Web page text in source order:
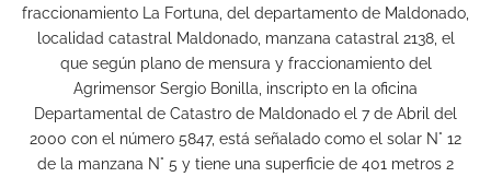
fraccionamiento La Fortuna, del departamento de Maldonado,
localidad catastral Maldonado, manzana catastral 2138, el
que según plano de mensura y fraccionamiento del
Agrimensor Sergio Bonilla, inscripto en la oficina
Departamental de Catastro de Maldonado el 7 de Abril del
2000 con el número 5847, está señalado como el solar N° 12
de la manzana N° 5 y tiene una superficie de 401 metros 2